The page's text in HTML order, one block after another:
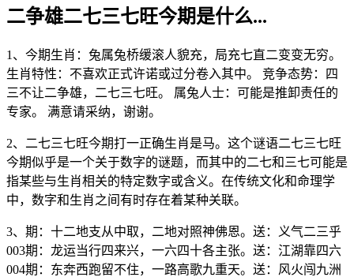
二争雄二七三七旺今期是什么...
1、今期生肖：兔属兔桥缓滚人貌充，局充七直二变变无穷。
生肖特性：不喜欢正式许诺或过分卷入其中。 竞争态势：四
三不让二争雄，二七三七旺。 属兔人士：可能是推卸责任的
专家。 满意请采纳，谢谢。
2、二七三七旺今期打一正确生肖是马。这个谜语二七三七旺
今期似乎是一个关于数字的谜题，而其中的二七和三七可能是
指某些与生肖相关的特定数字或含义。在传统文化和命理学
中，数字和生肖之间有时存在着某种关联。
3、期：十二地支从中取，二地对照神佛恩。送：义气二三乎
003期：龙运当行四来兴，一六四十各主张。送：江湖靠四六
004期：东奔西跑留不住，一路高歌九重天。送：风火闯九洲